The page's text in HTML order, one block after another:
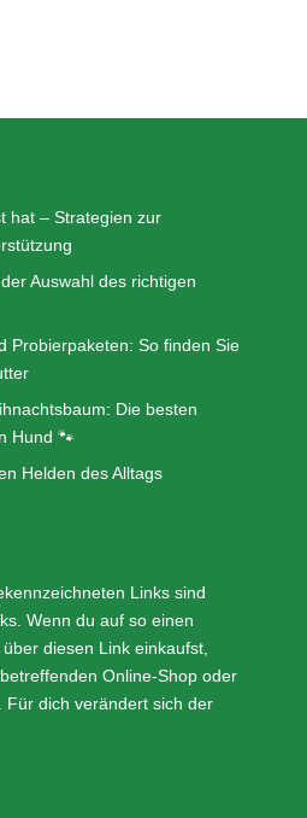
hat – Strategien zur
Auswahl des richtigen
Probierpaketen: So finden Sie
Die besten
Hund 🐾
Helden des Alltags
Links sind
Wenn du auf so einen
diesen Link einkaufst,
Online-Shop oder
Für dich verändert sich der